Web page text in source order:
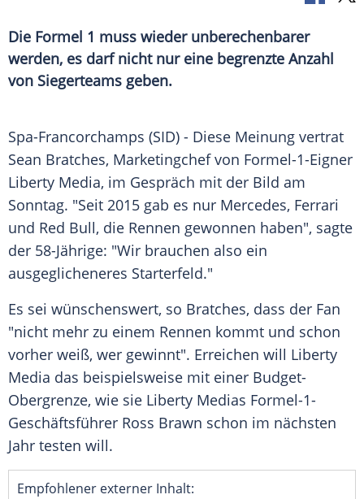
Die Formel 1 muss wieder unberechenbarer
werden, es darf nicht nur eine begrenzte Anzahl
von Siegerteams geben.
Spa-Francorchamps (SID) - Diese Meinung vertrat
Sean Bratches, Marketingchef von Formel-1-Eigner
Liberty Media, im Gespräch mit der Bild am
Sonntag. "Seit 2015 gab es nur Mercedes, Ferrari
und Red Bull, die Rennen gewonnen haben", sagte
der 58-Jährige: "Wir brauchen also ein
ausgeglicheneres Starterfeld."
Es sei wünschenswert, so Bratches, dass der Fan
"nicht mehr zu einem Rennen kommt und schon
vorher weiß, wer gewinnt". Erreichen will Liberty
Media das beispielsweise mit einer Budget-
Obergrenze, wie sie Liberty Medias Formel-1-
Geschäftsführer Ross Brawn schon im nächsten
Jahr testen will.
Empfohlener externer Inhalt: